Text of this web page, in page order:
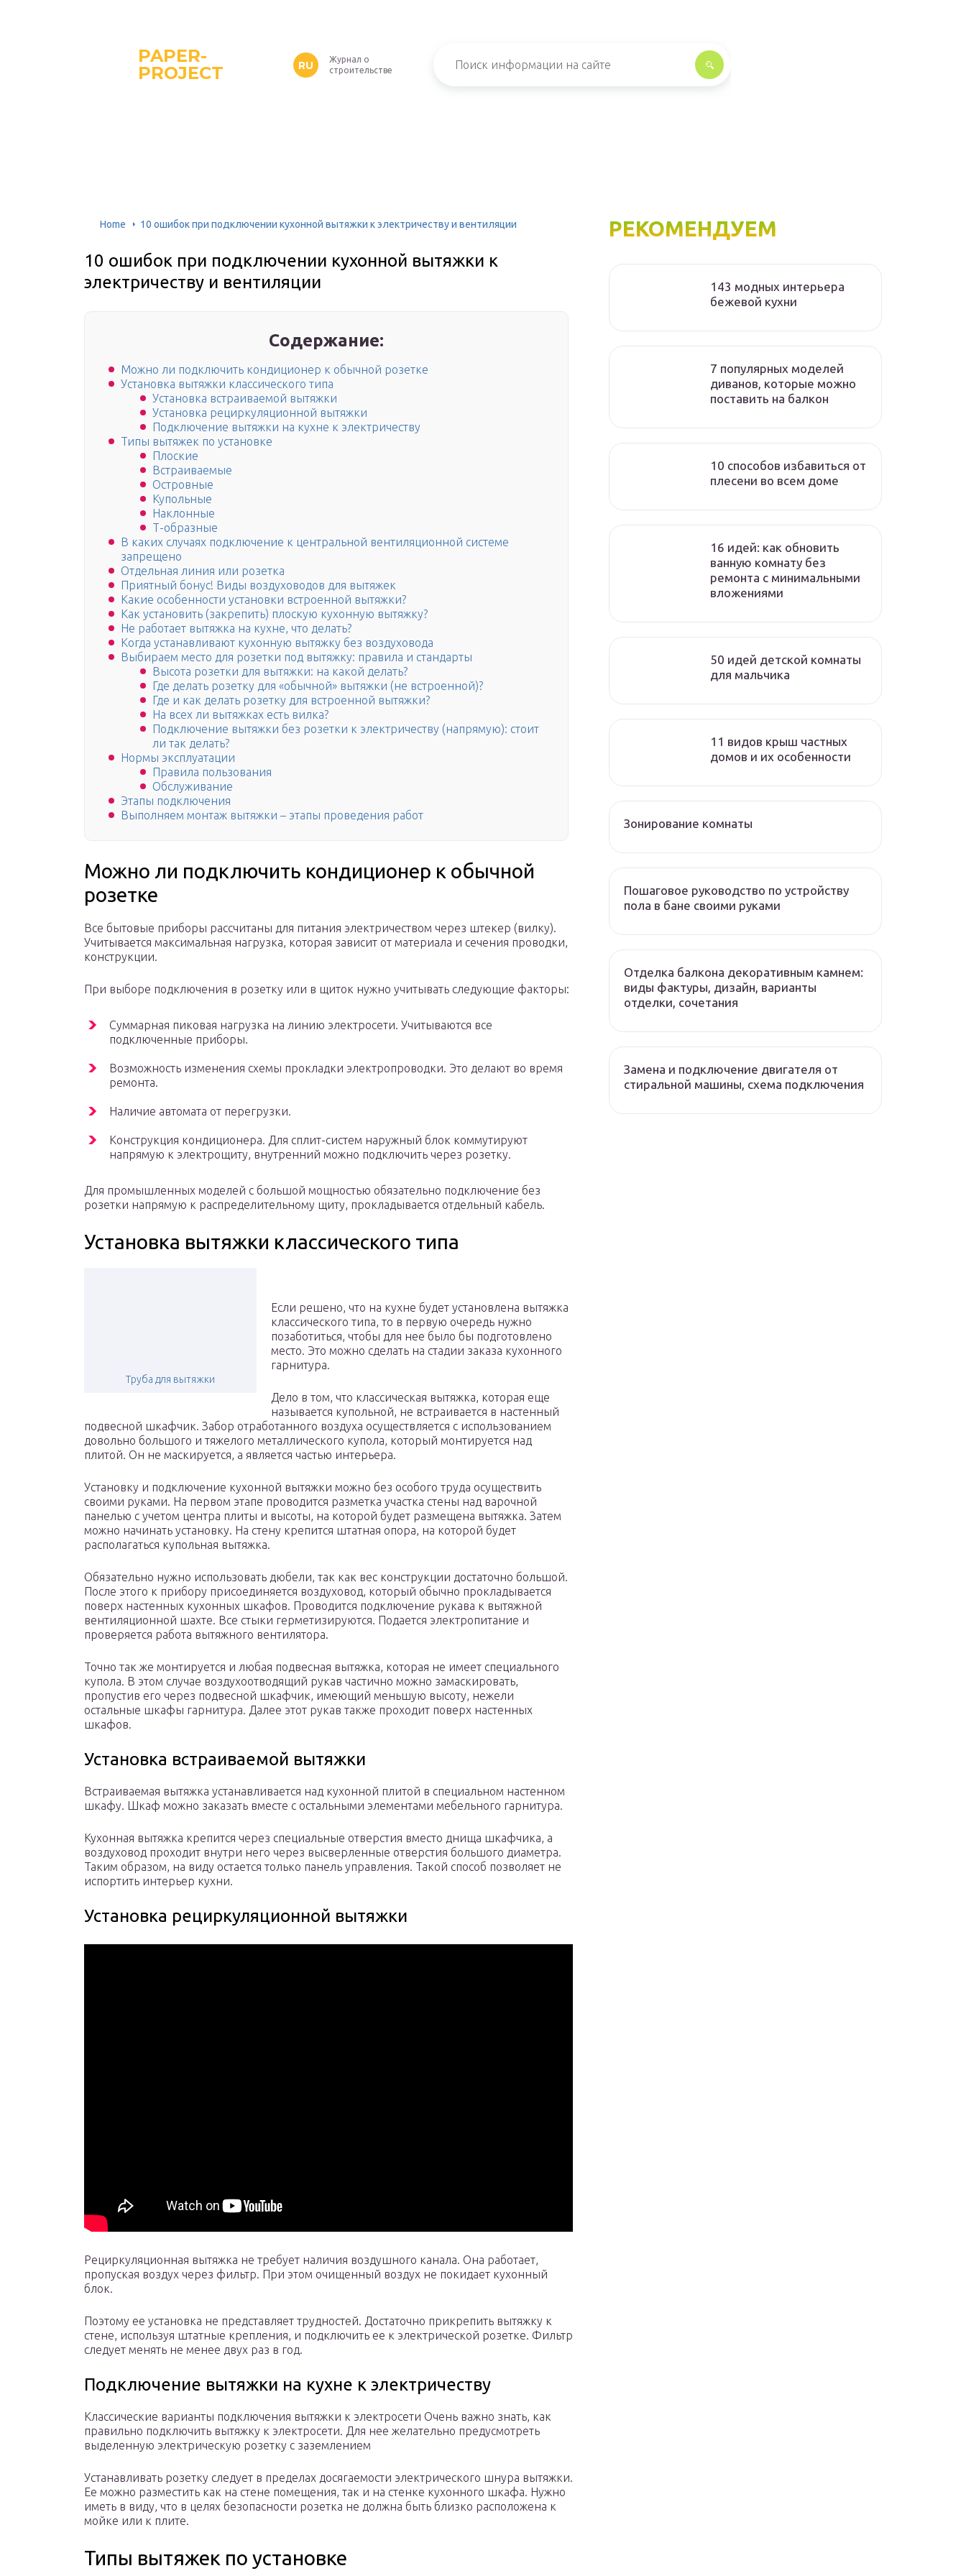
PAPER-
PROJECT
RU
Журнал о
строительстве
Home 10 ошибок при подключении кухонной вытяжки к электричеству и вентиляции
10 ошибок при подключении кухонной вытяжки к
электричеству и вентиляции
Содержание:
Можно ли подключить кондиционер к обычной розетке
Установка вытяжки классического типа
Установка встраиваемой вытяжки
Установка рециркуляционной вытяжки
Подключение вытяжки на кухне к электричеству
Типы вытяжек по установке
Плоские
Встраиваемые
Островные
Купольные
Наклонные
Т-образные
В каких случаях подключение к центральной вентиляционной системе
запрещено
Отдельная линия или розетка
Приятный бонус! Виды воздуховодов для вытяжек
Какие особенности установки встроенной вытяжки?
Как установить (закрепить) плоскую кухонную вытяжку?
Не работает вытяжка на кухне, что делать?
Когда устанавливают кухонную вытяжку без воздуховода
Выбираем место для розетки под вытяжку: правила и стандарты
Высота розетки для вытяжки: на какой делать?
Где делать розетку для «обычной» вытяжки (не встроенной)?
Где и как делать розетку для встроенной вытяжки?
На всех ли вытяжках есть вилка?
Подключение вытяжки без розетки к электричеству (напрямую): стоит
ли так делать?
Нормы эксплуатации
Правила пользования
Обслуживание
Этапы подключения
Выполняем монтаж вытяжки – этапы проведения работ
Можно ли подключить кондиционер к обычной
розетке
Все бытовые приборы рассчитаны для питания электричеством через штекер (вилку).
Учитывается максимальная нагрузка, которая зависит от материала и сечения проводки,
конструкции.
При выборе подключения в розетку или в щиток нужно учитывать следующие факторы:
Суммарная пиковая нагрузка на линию электросети. Учитываются все
подключенные приборы.
Возможность изменения схемы прокладки электропроводки. Это делают во время
ремонта.
Наличие автомата от перегрузки.
Конструкция кондиционера. Для сплит-систем наружный блок коммутируют
напрямую к электрощиту, внутренний можно подключить через розетку.
Для промышленных моделей с большой мощностью обязательно подключение без
розетки напрямую к распределительному щиту, прокладывается отдельный кабель.
Установка вытяжки классического типа
Труба для вытяжки
Если решено, что на кухне будет установлена вытяжка
классического типа, то в первую очередь нужно
позаботиться, чтобы для нее было бы подготовлено
место. Это можно сделать на стадии заказа кухонного
гарнитура.
Дело в том, что классическая вытяжка, которая еще
называется купольной, не встраивается в настенный
подвесной шкафчик. Забор отработанного воздуха осуществляется с использованием
довольно большого и тяжелого металлического купола, который монтируется над
плитой. Он не маскируется, а является частью интерьера.
Установку и подключение кухонной вытяжки можно без особого труда осуществить
своими руками. На первом этапе проводится разметка участка стены над варочной
панелью с учетом центра плиты и высоты, на которой будет размещена вытяжка. Затем
можно начинать установку. На стену крепится штатная опора, на которой будет
располагаться купольная вытяжка.
Обязательно нужно использовать дюбели, так как вес конструкции достаточно большой.
После этого к прибору присоединяется воздуховод, который обычно прокладывается
поверх настенных кухонных шкафов. Проводится подключение рукава к вытяжной
вентиляционной шахте. Все стыки герметизируются. Подается электропитание и
проверяется работа вытяжного вентилятора.
Точно так же монтируется и любая подвесная вытяжка, которая не имеет специального
купола. В этом случае воздухоотводящий рукав частично можно замаскировать,
пропустив его через подвесной шкафчик, имеющий меньшую высоту, нежели
остальные шкафы гарнитура. Далее этот рукав также проходит поверх настенных
шкафов.
Установка встраиваемой вытяжки
Встраиваемая вытяжка устанавливается над кухонной плитой в специальном настенном
шкафу. Шкаф можно заказать вместе с остальными элементами мебельного гарнитура.
Кухонная вытяжка крепится через специальные отверстия вместо днища шкафчика, а
воздуховод проходит внутри него через высверленные отверстия большого диаметра.
Таким образом, на виду остается только панель управления. Такой способ позволяет не
испортить интерьер кухни.
Установка рециркуляционной вытяжки
Рециркуляционная вытяжка не требует наличия воздушного канала. Она работает,
пропуская воздух через фильтр. При этом очищенный воздух не покидает кухонный
блок.
Поэтому ее установка не представляет трудностей. Достаточно прикрепить вытяжку к
стене, используя штатные крепления, и подключить ее к электрической розетке. Фильтр
следует менять не менее двух раз в год.
Подключение вытяжки на кухне к электричеству
Классические варианты подключения вытяжки к электросети Очень важно знать, как
правильно подключить вытяжку к электросети. Для нее желательно предусмотреть
выделенную электрическую розетку с заземлением
Устанавливать розетку следует в пределах досягаемости электрического шнура вытяжки.
Ее можно разместить как на стене помещения, так и на стенке кухонного шкафа. Нужно
иметь в виду, что в целях безопасности розетка не должна быть близко расположена к
мойке или к плите.
Типы вытяжек по установке
РЕКОМЕНДУЕМ
143 модных интерьера
бежевой кухни
7 популярных моделей
диванов, которые можно
поставить на балкон
10 способов избавиться от
плесени во всем доме
16 идей: как обновить
ванную комнату без
ремонта с минимальными
вложениями
50 идей детской комнаты
для мальчика
11 видов крыш частных
домов и их особенности
Зонирование комнаты
Пошаговое руководство по устройству
пола в бане своими руками
Отделка балкона декоративным камнем:
виды фактуры, дизайн, варианты
отделки, сочетания
Замена и подключение двигателя от
стиральной машины, схема подключения